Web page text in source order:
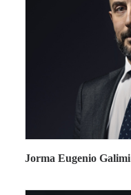
Jorma Eugenio Galimi